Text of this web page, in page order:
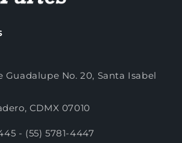
Guadalupe No. 20, Santa Isabel
CDMX 07010
- (55) 5781-4447